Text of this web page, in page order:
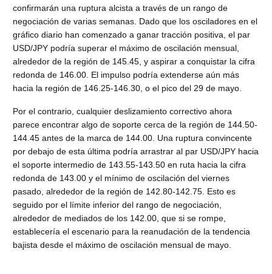
confirmarán una ruptura alcista a través de un rango de
negociación de varias semanas. Dado que los osciladores en el
gráfico diario han comenzado a ganar tracción positiva, el par
USD/JPY podría superar el máximo de oscilación mensual,
alrededor de la región de 145.45, y aspirar a conquistar la cifra
redonda de 146.00. El impulso podría extenderse aún más
hacia la región de 146.25-146.30, o el pico del 29 de mayo.
Por el contrario, cualquier deslizamiento correctivo ahora
parece encontrar algo de soporte cerca de la región de 144.50-
144.45 antes de la marca de 144.00. Una ruptura convincente
por debajo de esta última podría arrastrar al par USD/JPY hacia
el soporte intermedio de 143.55-143.50 en ruta hacia la cifra
redonda de 143.00 y el mínimo de oscilación del viernes
pasado, alrededor de la región de 142.80-142.75. Esto es
seguido por el límite inferior del rango de negociación,
alrededor de mediados de los 142.00, que si se rompe,
establecería el escenario para la reanudación de la tendencia
bajista desde el máximo de oscilación mensual de mayo.